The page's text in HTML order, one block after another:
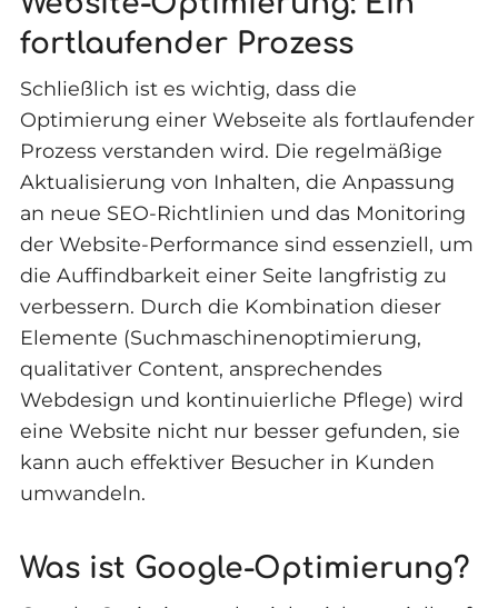
fortlaufender Prozess
Schließlich ist es wichtig, dass die
Optimierung einer Webseite als fortlaufender
Prozess verstanden wird. Die regelmäßige
Aktualisierung von Inhalten, die Anpassung
an neue SEO-Richtlinien und das Monitoring
der Website-Performance sind essenziell, um
die Auffindbarkeit einer Seite langfristig zu
verbessern. Durch die Kombination dieser
Elemente (Suchmaschinenoptimierung,
qualitativer Content, ansprechendes
Webdesign und kontinuierliche Pflege) wird
eine Website nicht nur besser gefunden, sie
kann auch effektiver Besucher in Kunden
umwandeln.
Was ist Google-Optimierung?